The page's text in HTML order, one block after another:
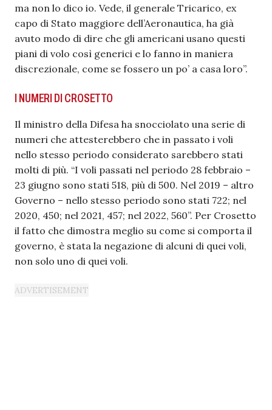
ma non lo dico io. Vede, il generale Tricarico, ex
capo di Stato maggiore dell’Aeronautica, ha già
avuto modo di dire che gli americani usano questi
piani di volo così generici e lo fanno in maniera
discrezionale, come se fossero un po’ a casa loro”.
I NUMERI DI CROSETTO
Il ministro della Difesa ha snocciolato una serie di
numeri che attesterebbero che in passato i voli
nello stesso periodo considerato sarebbero stati
molti di più. “I voli passati nel periodo 28 febbraio –
23 giugno sono stati 518, più di 500. Nel 2019 – altro
Governo – nello stesso periodo sono stati 722; nel
2020, 450; nel 2021, 457; nel 2022, 560”. Per Crosetto
il fatto che dimostra meglio su come si comporta il
governo, è stata la negazione di alcuni di quei voli,
non solo uno di quei voli.